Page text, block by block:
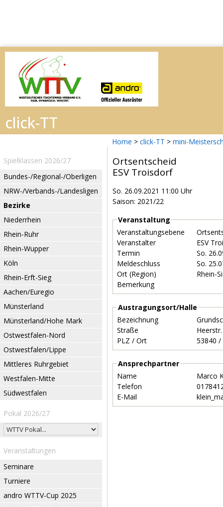
Home > click-TT > mini-
Spielklassen 2026/27
Bundes-/Regional-/Oberligen
NRW-/Verbands-/Landesligen
Bezirke
Niederrhein
Rhein-Ruhr
Rhein-Wupper
Köln
Rhein-Erft-Sieg
Aachen/Euregio
Münsterland
Münsterland/Hohe Mark
Ostwestfalen-Nord
Ostwestfalen/Lippe
Mittleres Ruhrgebiet
Westfalen-Mitte
Südwestfalen
Pokal 2026/27
Veranstaltungen
Seminare
Turniere
andro WTTV-Cup 2025
Ortsentscheid
ESV Troisdorf
So. 26.09.2021 11:00 Uhr
Saison: 2021/22
Veranstaltung
Veranstaltungsebene
Veranstalter
ESV
Termin
So.
Meldeschluss
So.
Ort (Region)
Rhein-
Bemerkung
Austragungsort/Halle
Bezeichnung
Straße
PLZ / Ort
Ansprechpartner
Name
Marco
Telefon
E-Mail